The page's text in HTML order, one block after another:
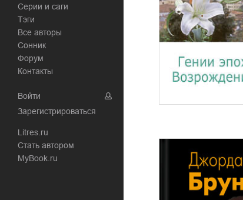
Серии и саги
Тэги
Все авторы
Сонник
Форум
Контакты
Войти
Зарегистрироваться
Litres.ru
Стать автором
MyBook.ru